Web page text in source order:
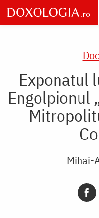
Skip
to
main
Exponatul
Engolpionul
Mihai-